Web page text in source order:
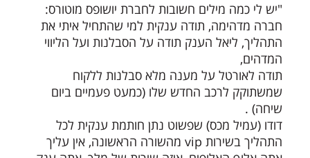
"יש לי כמה מילים חשובות לחברת יושופס מוטורס:
חברה מדהימה, תודה ענקית למי שהתחיל איתי את
התהליך, ליאל הענק תודה על הסבלנות ועל הליווי
המדהים,
תודה לאורטל על מענה מלא סבלנות ללקוח
שמשתוקק לרכב החדש שלו (כמעט פעמיים ביום
שיחה) .
דודו (עמיל מכס) שפשוט נתן חותמת ענקית לכל
התהליך בשירות vip מהשורה הראשונה, אין עליך